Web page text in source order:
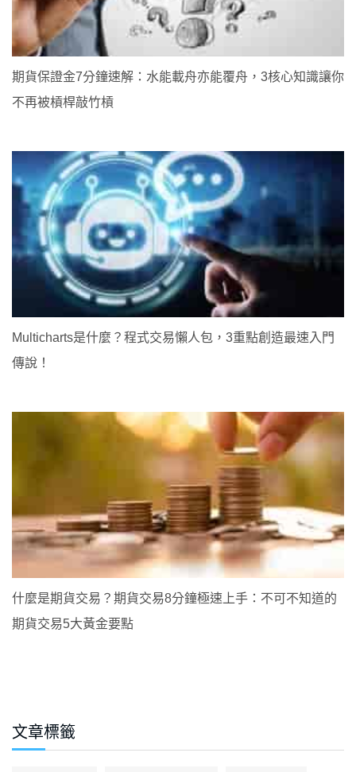
期貨保證金7分鐘速解：水能載舟亦能覆舟，3核心知識讓你
不再被槓桿敲竹槓
Multicharts是什麼？程式交易懶人包，3重點創造最速入門
傳說！
什麼是期貨交易？期貨交易8分鐘極速上手：不可不知道的
期貨交易5大黃金要點
文章標籤